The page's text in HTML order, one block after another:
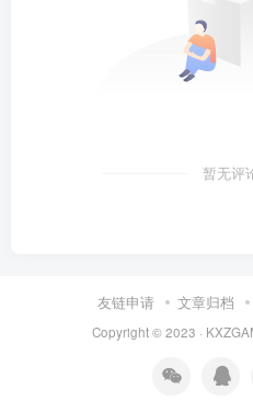
暂无评
友链申请 文章归档
Copyright © 2023 ·